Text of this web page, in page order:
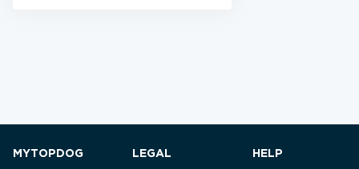
MYTOPDOG LEGAL HELP